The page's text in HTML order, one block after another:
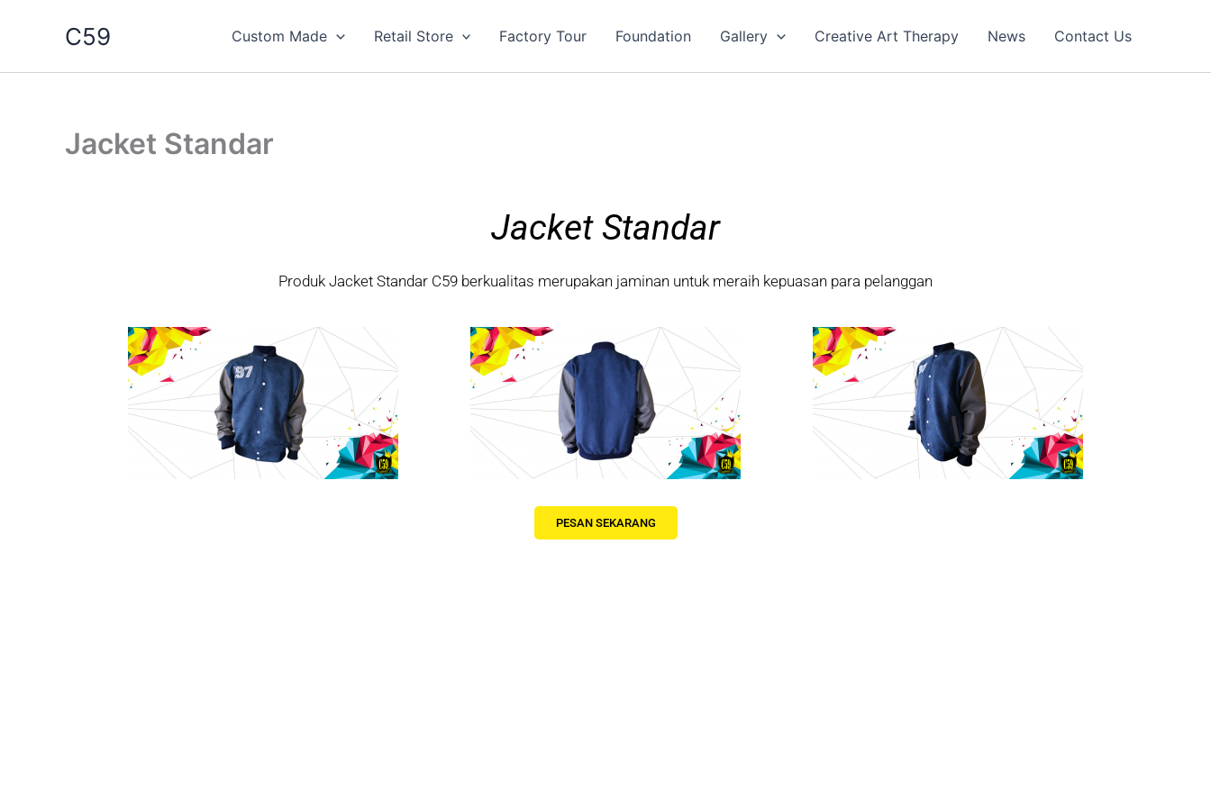
C59 Custom Made Retail Store Factory Tour Foundation Gallery Creative Art Therapy News Contact Us
Jacket Standar
Jacket Standar
Produk Jacket Standar C59 berkualitas merupakan jaminan untuk meraih kepuasan para pelanggan
PESAN SEKARANG